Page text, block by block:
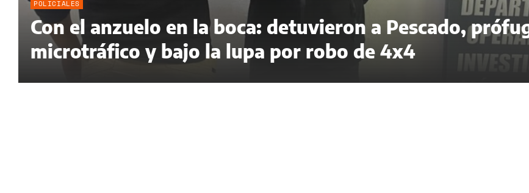
POLICIALES
Con el anzuelo en la boca: detuvieron a Pescado,
microtráfico y bajo la lupa por robo de 4x4